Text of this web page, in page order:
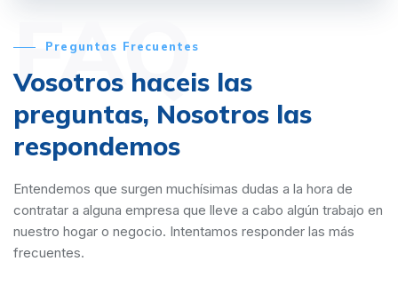
FAQ
Preguntas Frecuentes
Vosotros haceis las
preguntas, Nosotros las
respondemos
Entendemos que surgen muchísimas dudas a la hora de
contratar a alguna empresa que lleve a cabo algún trabajo en
nuestro hogar o negocio. Intentamos responder las más
frecuentes.